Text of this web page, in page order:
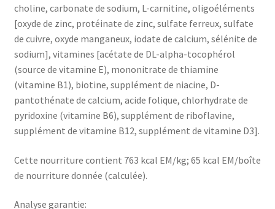
choline, carbonate de sodium, L-carnitine, oligoéléments
[oxyde de zinc, protéinate de zinc, sulfate ferreux, sulfate
de cuivre, oxyde manganeux, iodate de calcium, sélénite de
sodium], vitamines [acétate de DL-alpha-tocophérol
(source de vitamine E), mononitrate de thiamine
(vitamine B1), biotine, supplément de niacine, D-
pantothénate de calcium, acide folique, chlorhydrate de
pyridoxine (vitamine B6), supplément de riboflavine,
supplément de vitamine B12, supplément de vitamine D3].
Cette nourriture contient 763 kcal EM/kg; 65 kcal EM/boîte
de nourriture donnée (calculée).
Analyse garantie: